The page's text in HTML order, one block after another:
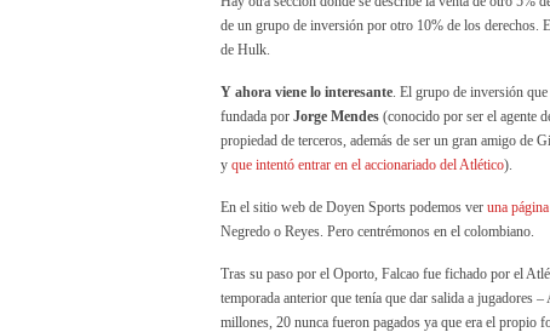
de un grupo de inversión por otro 10% de los derechos.
de Hulk.
Y ahora viene lo interesante. El grupo de inversión que
fundada por Jorge Mendes (conocido por ser el agente
propiedad de terceros, además de ser un gran amigo de
y que intentó entrar en el accionariado del Atlético).
En el sitio web de Doyen Sports podemos ver una
Negredo o Reyes. Pero centrémonos en el colombiano.
Tras su paso por el Oporto, Falcao fue fichado por el
temporada anterior que tenía que dar salida a jugadores
millones, 20 nunca fueron pagados ya que era el propio